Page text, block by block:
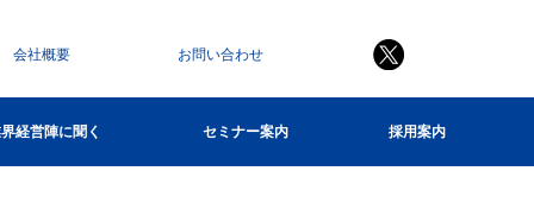
会社概要 お問い合わせ
経営陣に聞く セミナー案内 採用案内